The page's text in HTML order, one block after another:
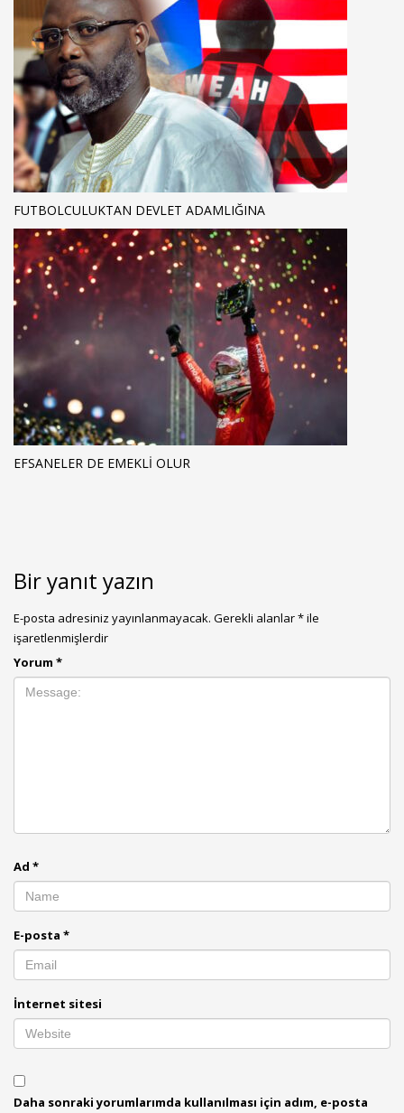
FUTBOLCULUKTAN DEVLET ADAMLIĞINA
EFSANELER DE EMEKLI OLUR
Bir yanıt yazın
E-posta adresiniz yayınlanmayacak. Gerekli alanlar*ile
işaretlenmişlerdir
Yorum *
Ad *
E-posta *
İnternet sitesi
Daha sonraki yorumlarımda kullanılması için adım, e-posta